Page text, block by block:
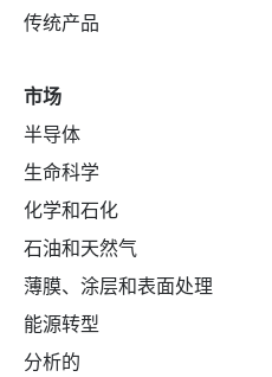
传统产品
市场
半导体
生命科学
化学和石化
石油和天然气
薄膜、涂层和表面处理
能源转型
分析的